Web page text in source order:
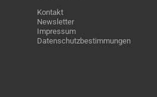
Kontakt
Newsletter
Impressum
Datenschutzbestimmungen